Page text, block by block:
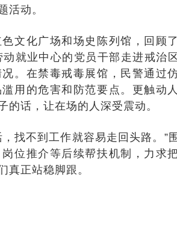
活动。
化广场和场史陈列馆，回顾
就业中心的党员干部走进戒治
。在禁毒戒毒展馆，民警通过
用的危害和防范要点。更触动
的话，让在场的人深受震动。
不到工作就容易走回头路。”
位推介等后续帮扶机制，力求
真正站稳脚跟。